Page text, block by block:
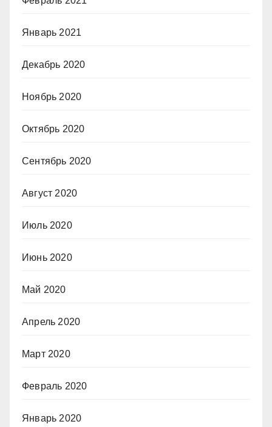
Январь 2021
Декабрь 2020
Ноябрь 2020
Октябрь 2020
Сентябрь 2020
Август 2020
Июль 2020
Июнь 2020
Май 2020
Апрель 2020
Март 2020
Февраль 2020
Январь 2020